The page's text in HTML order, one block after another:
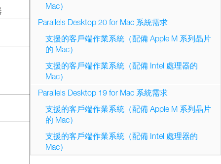
Mac）
Parallels Desktop 20 for Mac 系統需求
支援的客戶端作業系統（配備 Apple M 系列晶片
的 Mac）
支援的客戶端作業系統（配備 Intel 處理器的
Mac）
Parallels Desktop 19 for Mac 系統需求
支援的客戶端作業系統（配備 Apple M 系列晶片
的 Mac）
支援的客戶端作業系統（配備 Intel 處理器的
Mac）